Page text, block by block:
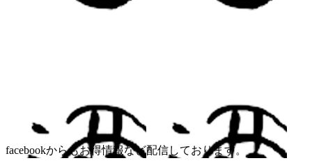
facebookからもお得情報など配信しております。